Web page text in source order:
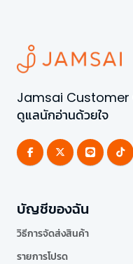
Jamsai Customer
ดูแลนักอ่านด้วยใจ
บัญชีของฉัน
วิธีการจัดส่งสินค้า
รายการโปรด